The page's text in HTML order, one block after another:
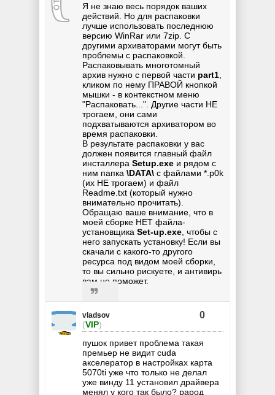
Я не знаю весь порядок ваших
действий. Но для распаковки
лучше использовать последнюю
версию WinRar или 7zip. С
другими архиваторами могут быть
проблемы с распаковкой.
Распаковывать многотомный
архив нужно с первой части part1
кликом по нему ПРАВОЙ кнопкой
мышки - в контекстном меню
"Распаковать...". Другие части НЕ
трогаем, они сами
подхватываются архиватором во
время распаковки.
В результате распаковки у вас
должен появится главный файл
инсталлера Setup.exe и рядом с
ним папка \DATA\ с файлами *.p0k
(их НЕ трогаем) и файл
Readme.txt (который нужно
внимательно прочитать).
Обращаю ваше внимание, что в
моей сборке НЕТ файла-
установщика Set-up.exe , чтобы с
него запускать установку! Если вы
скачали с какого-то другого
ресурса под видом моей сборки,
то вы сильно рискуете, и антивирь
вам не поможет.
vladsov
(VIP)
0
пушок привет проблема такая
премьер не видит cuda
акселератор в настройках карта
5070ti уже что только не делал
уже винду 11 установил драйвера
менял у кого так было? рарод